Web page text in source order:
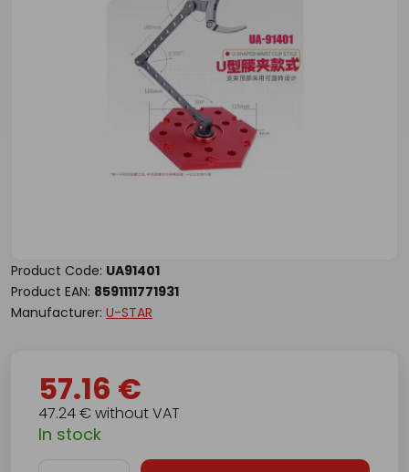
Product Code: UA91401
Product EAN: 8591111771931
Manufacturer: U-STAR
57.16 €
47.24 € without VAT
In stock